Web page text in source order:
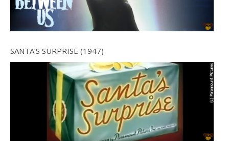
SANTA’S SURPRISE (1947)